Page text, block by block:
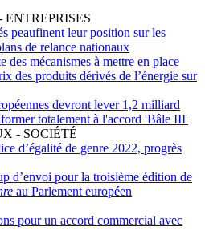
peaufinent leur position sur les
de relance nationaux
des mécanismes à mettre en place
des produits dérivés de l’énergie sur
devront lever 1,2 milliard
totalement à l'accord 'Bâle III'
- SOCIÉTÉ
d’égalité de genre 2022, progrès
d’envoi pour la troisième édition de
au Parlement européen
pour un accord commercial avec